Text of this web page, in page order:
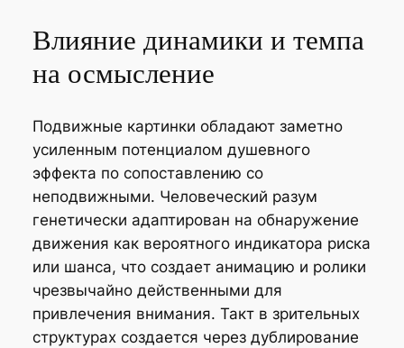
Влияние динамики и темпа
на осмысление
Подвижные картинки обладают заметно
усиленным потенциалом душевного
эффекта по сопоставлению со
неподвижными. Человеческий разум
генетически адаптирован на обнаружение
движения как вероятного индикатора риска
или шанса, что создает анимацию и ролики
чрезвычайно действенными для
привлечения внимания. Такт в зрительных
структурах создается через дублирование